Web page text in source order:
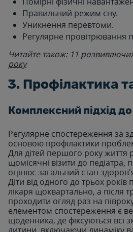
Правильний режим сну.
Уникнення перевтоми.
Регулярне провітрювання
Читайте також: 11
року
3. Профілактика
Комплексний підхід
Регулярне спостереження за
основою профілактики
Для дітей першого року життя
щомісячні візити до педіатра,
оцінює загальний стан
Діти від одного до трьох років
лікаря щоквартально, а після
проходити огляд раз на
елементом спостереження є
щоденника, де фіксуються всі